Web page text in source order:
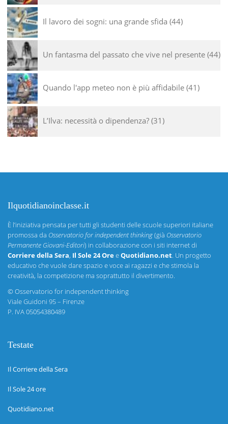
Il lavoro dei sogni: una grande sfida 44
Un fantasma del passato che vive nel presente 44
Quando l'app meteo non è più affidabile 41
L’Ilva: necessità o dipendenza? 31
Ilquotidianoinclasse.it
È l’iniziativa pensata per tutti gli studenti delle scuole superiori italiane
promossa da Osservatorio for independent thinking(già Osservatorio
Permanente Giovani-Editori) in collaborazione con i siti internet di
Corriere della Sera, Il Sole 24 OreeQuotidiano.net. Un progetto
educativo che vuole dare spazio e voce ai ragazzi e che stimola la
creatività, la competizione ma soprattutto il divertimento.
©Osservatorio for independent thinking
Viale Guidoni 95 – Firenze
P. IVA 05054380489
Testate
Il Corriere della Sera
Il Sole 24 ore
Quotidiano.net